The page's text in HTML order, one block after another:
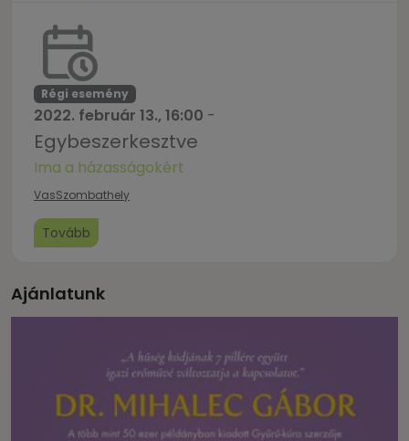
itt:https://docs.google.com/forms/d/
Régi esemény
2022. február 13., 16:00 -
Egybeszerkesztve
Ima a házasságokért
VasSzombathely
Tovább
Ajánlatunk